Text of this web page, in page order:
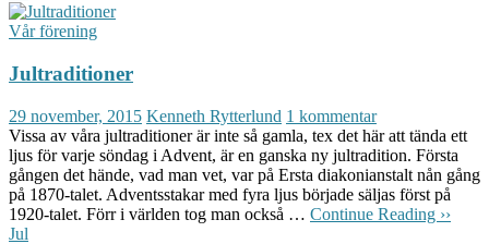
Vår förening
Jultraditioner
29 november, 2015 Kenneth Rytterlund 1 kommentar
Vissa av våra jultraditioner är inte så gamla, tex det här att tända ett
ljus för varje söndag i Advent, är en ganska ny jultradition. Första
gången det hände, vad man vet, var på Ersta diakonianstalt nån gång
på 1870-talet. Adventsstakar med fyra ljus började säljas först på
1920-talet. Förr i världen tog man också … Continue Reading ››
Jul